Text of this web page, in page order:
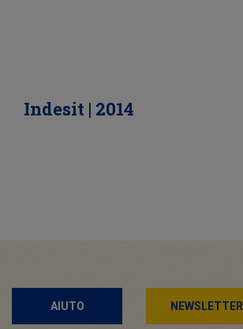
Indesit | 2014
AIUTO NEWSLETTER